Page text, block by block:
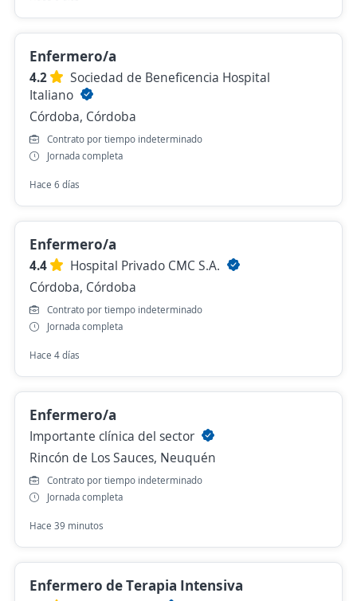
Enfermero/a
4.2
Sociedad de Beneficencia Hospital
Italiano
Córdoba, Córdoba
Contrato por tiempo indeterminado
Jornada completa
Hace 6 días
Enfermero/a
4.4
Hospital Privado CMC S.A.
Córdoba, Córdoba
Contrato por tiempo indeterminado
Jornada completa
Hace 4 días
Enfermero/a
Importante clínica del sector
Rincón de Los Sauces, Neuquén
Contrato por tiempo indeterminado
Jornada completa
Hace 39 minutos
Enfermero de Terapia Intensiva